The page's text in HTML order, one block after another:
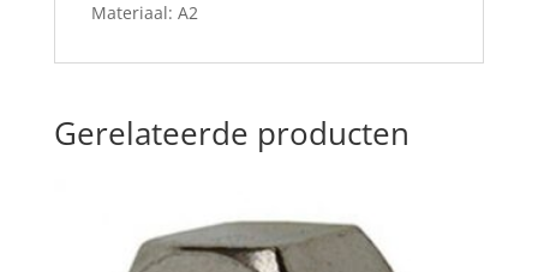
Materiaal: A2
Gerelateerde producten